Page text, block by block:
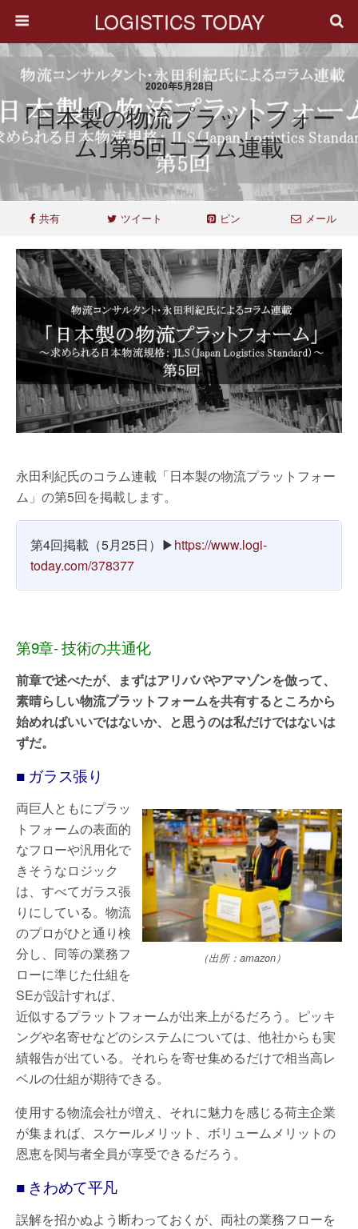
LOGISTICS TODAY
2020年5月28日
｢日本製の物流プラットフォー
ム｣第5回コラム連載
共有 ツイート ピン メール
永田利紀氏のコラム連載「日本製の物流プラットフォー
ム」の第5回を掲載します。
第4回掲載（5月25日）▶https://www.logi-
today.com/378377
第9章- 技術の共通化
前章で述べたが、まずはアリババやアマゾンを倣って、
素晴らしい物流プラットフォームを共有するところから
始めればいいではないか、と思うのは私だけではないは
ずだ。
■ ガラス張り
（出所：amazon）
両巨人ともにプラッ
トフォームの表面的
なフローや汎用化で
きそうなロジック
は、すべてガラス張
りにしている。物流
のプロがひと通り検
分し、同等の業務フ
ローに準じた仕組を
SEが設計すれば、
近似するプラットフォームが出来上がるだろう。ピッキ
ングや名寄せなどのシステムについては、他社からも実
績報告が出ている。それらを寄せ集めるだけで相当高レ
ベルの仕組が期待できる。
使用する物流会社が増え、それに魅力を感じる荷主企業
が集まれば、スケールメリット、ボリュームメリットの
恩恵を関与者全員が享受できるだろう。
■ きわめて平凡
誤解を招かぬよう断わっておくが、両社の業務フローを